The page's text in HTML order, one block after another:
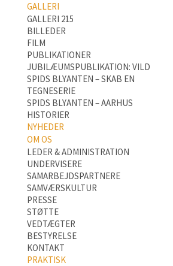
GALLERI
GALLERI 215
BILLEDER
FILM
PUBLIKATIONER
JUBILÆUMSPUBLIKATION: VILD
SPIDS BLYANTEN – SKAB EN
TEGNESERIE
SPIDS BLYANTEN – AARHUS
HISTORIER
NYHEDER
OM OS
LEDER & ADMINISTRATION
UNDERVISERE
SAMARBEJDSPARTNERE
SAMVÆRSKULTUR
PRESSE
STØTTE
VEDTÆGTER
BESTYRELSE
KONTAKT
PRAKTISK